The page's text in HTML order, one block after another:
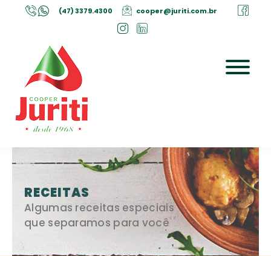
(47) 3379.4300 cooper@juriti.com.br
RECEITAS
Algumas receitas especiais
que separamos para você